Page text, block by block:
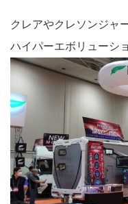
クレアやクレソンジャ
ハイパーエボリューシ